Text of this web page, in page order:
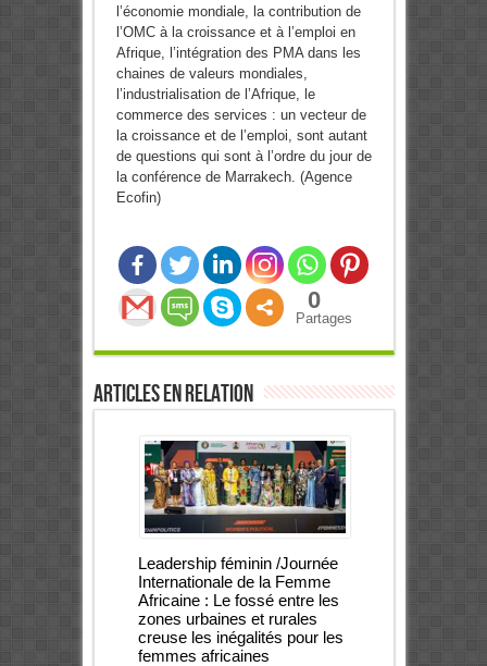
l’économie mondiale, la contribution de
l’OMC à la croissance et à l’emploi en
Afrique, l’intégration des PMA dans les
chaines de valeurs mondiales,
l’industrialisation de l’Afrique, le
commerce des services : un vecteur de
la croissance et de l’emploi, sont autant
de questions qui sont à l’ordre du jour de
la conférence de Marrakech. (Agence
Ecofin)
0
Partages
Articles en relation
Leadership féminin /Journée
Internationale de la Femme
Africaine : Le fossé entre les
zones urbaines et rurales
creuse les inégalités pour les
femmes africaines